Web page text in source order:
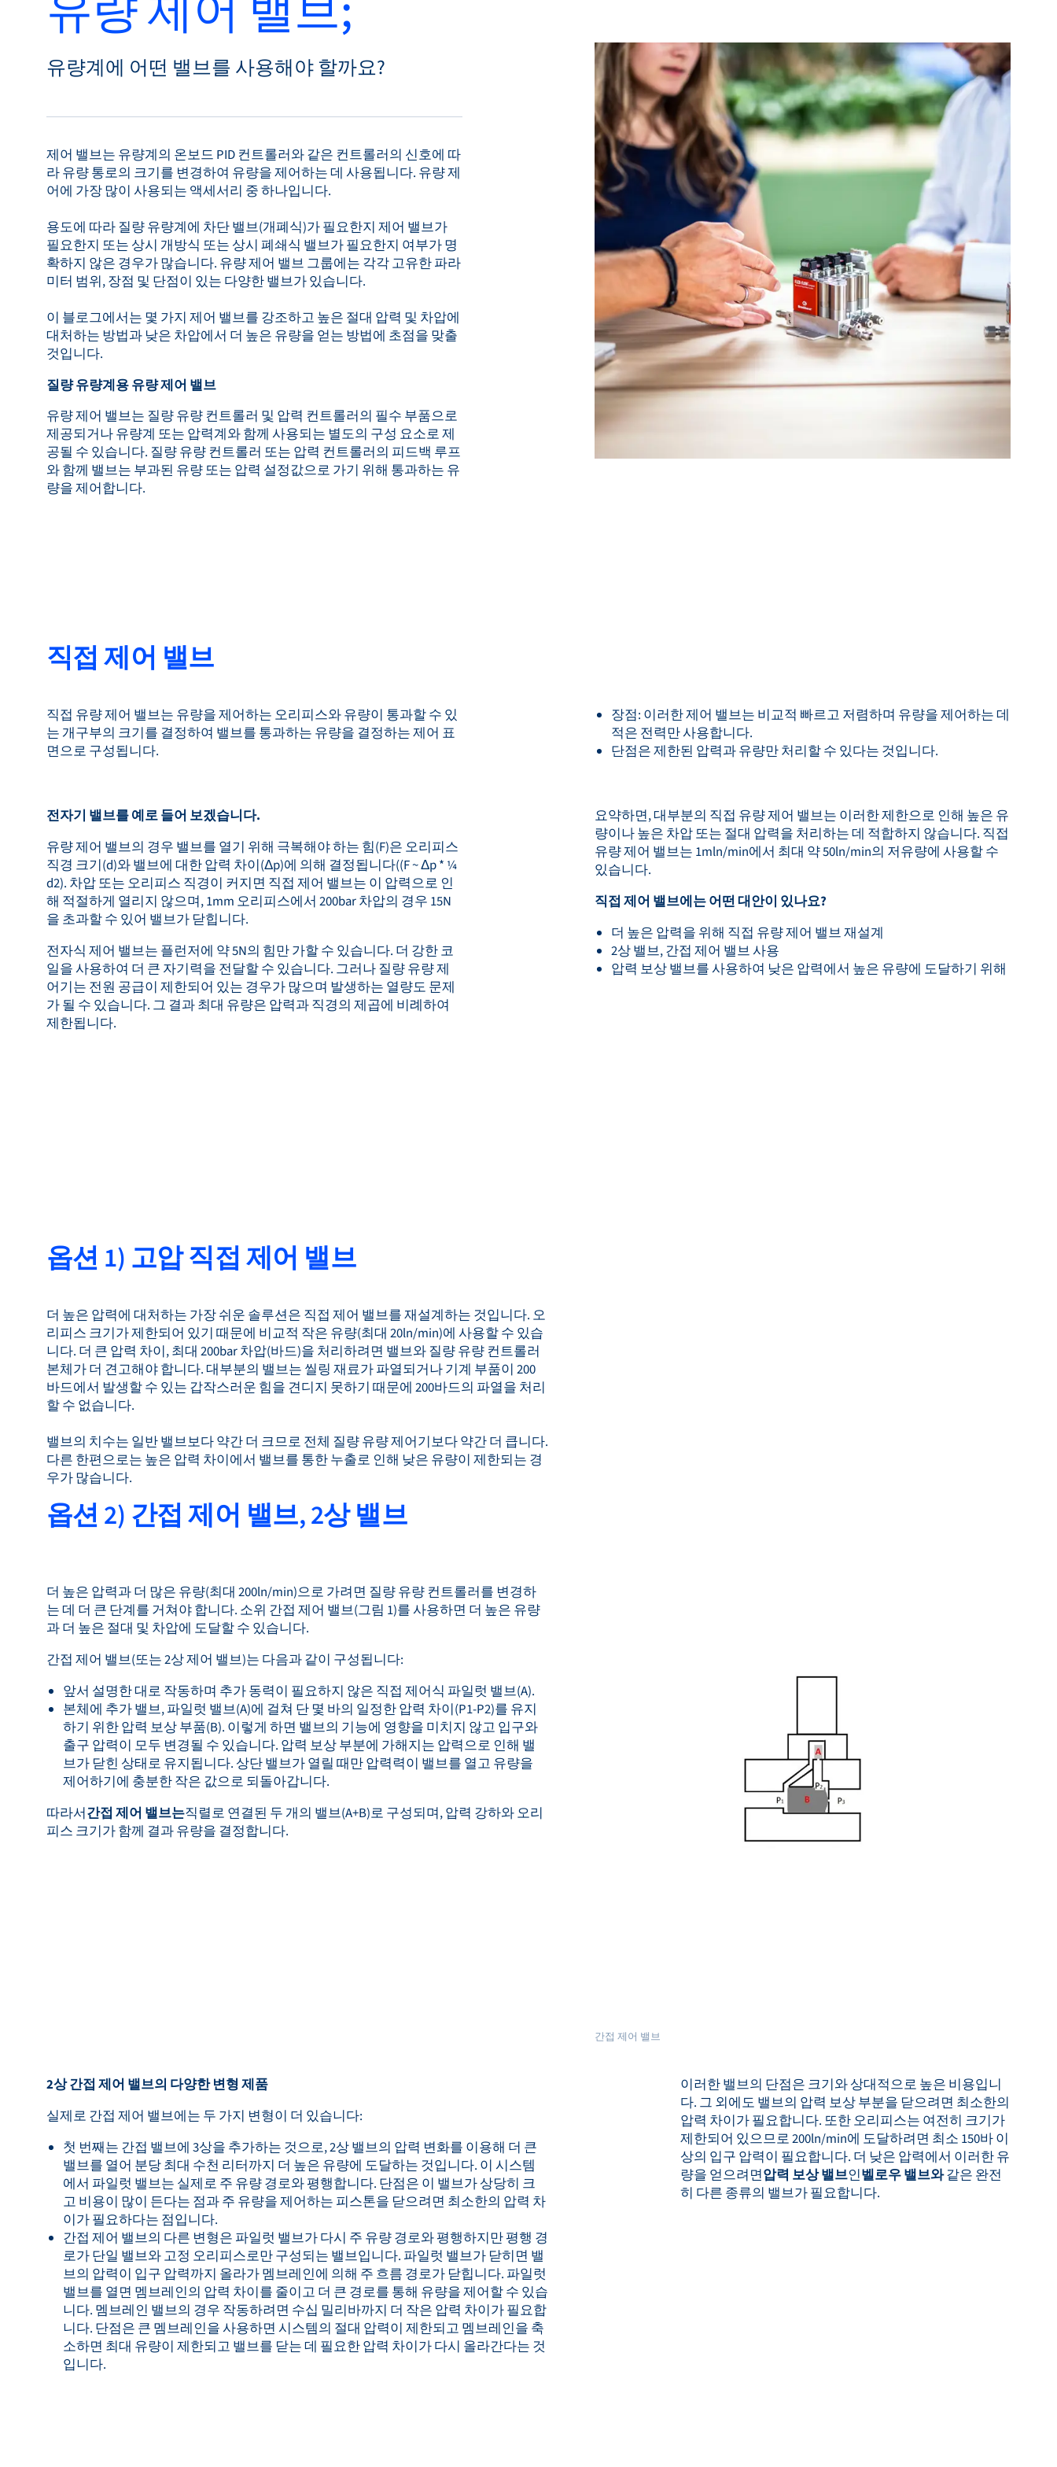
Bronkhorst
유량계에 어떤 밸브를 사용해야 할까요?
제어 밸브는 유량계의 온보드 PID 컨트롤러와 같은 컨트롤러의 신호에 따
라 유량 통로의 크기를 변경하여 유량을 제어하는 데 사용됩니다. 유량 제
어에 가장 많이 사용되는 액세서리 중 하나입니다.
용도에 따라 질량 유량계에 차단 밸브(개폐식)가 필요한지 제어 밸브가
필요한지 또는 상시 개방식 또는 상시 폐쇄식 밸브가 필요한지 여부가 명
확하지 않은 경우가 많습니다. 유량 제어 밸브 그룹에는 각각 고유한 파라
미터 범위, 장점 및 단점이 있는 다양한 밸브가 있습니다.
이 블로그에서는 몇 가지 제어 밸브를 강조하고 높은 절대 압력 및 차압에
대처하는 방법과 낮은 차압에서 더 높은 유량을 얻는 방법에 초점을 맞출
것입니다.
질량 유량계용 유량 제어 밸브
유량 제어 밸브는 질량 유량 컨트롤러 및 압력 컨트롤러의 필수 부품으로
제공되거나 유량계 또는 압력계와 함께 사용되는 별도의 구성 요소로 제
공될 수 있습니다. 질량 유량 컨트롤러 또는 압력 컨트롤러의 피드백 루프
와 함께 밸브는 부과된 유량 또는 압력 설정값으로 가기 위해 통과하는 유
량을 제어합니다.
직접 제어 밸브
직접 유량 제어 밸브는 유량을 제어하는 오리피스와 유량이 통과할 수 있
는 개구부의 크기를 결정하여 밸브를 통과하는 유량을 결정하는 제어 표
면으로 구성됩니다.
장점: 이러한 제어 밸브는 비교적 빠르고 저렴하며 유량을 제어하는 데
적은 전력만 사용합니다.
단점은 제한된 압력과 유량만 처리할 수 있다는 것입니다.
전자기 밸브를 예로 들어 보겠습니다.
유량 제어 밸브의 경우 밸브를 열기 위해 극복해야 하는 힘(F)은 오리피스
직경 크기(d)와 밸브에 대한 압력 차이(Δp)에 의해 결정됩니다((F ~ Δp * ¼
d2). 차압 또는 오리피스 직경이 커지면 직접 제어 밸브는 이 압력으로 인
해 적절하게 열리지 않으며, 1mm 오리피스에서 200bar 차압의 경우 15N
을 초과할 수 있어 밸브가 닫힙니다.
전자식 제어 밸브는 플런저에 약 5N의 힘만 가할 수 있습니다. 더 강한 코
일을 사용하여 더 큰 자기력을 전달할 수 있습니다. 그러나 질량 유량 제
어기는 전원 공급이 제한되어 있는 경우가 많으며 발생하는 열량도 문제
가 될 수 있습니다. 그 결과 최대 유량은 압력과 직경의 제곱에 비례하여
제한됩니다.
요약하면, 대부분의 직접 유량 제어 밸브는 이러한 제한으로 인해 높은 유
량이나 높은 차압 또는 절대 압력을 처리하는 데 적합하지 않습니다. 직접
유량 제어 밸브는 1mln/min에서 최대 약 50ln/min의 저유량에 사용할 수
있습니다.
직접 제어 밸브에는 어떤 대안이 있나요?
더 높은 압력을 위해 직접 유량 제어 밸브 재설계
2상 밸브, 간접 제어 밸브 사용
압력 보상 밸브를 사용하여 낮은 압력에서 높은 유량에 도달하기 위해
옵션 1) 고압 직접 제어 밸브
더 높은 압력에 대처하는 가장 쉬운 솔루션은 직접 제어 밸브를 재설계하는 것입니다. 오
리피스 크기가 제한되어 있기 때문에 비교적 작은 유량(최대 20ln/min)에 사용할 수 있습
니다. 더 큰 압력 차이, 최대 200bar 차압(바드)을 처리하려면 밸브와 질량 유량 컨트롤러
본체가 더 견고해야 합니다. 대부분의 밸브는 씰링 재료가 파열되거나 기계 부품이 200
바드에서 발생할 수 있는 갑작스러운 힘을 견디지 못하기 때문에 200바드의 파열을 처리
할 수 없습니다.
밸브의 치수는 일반 밸브보다 약간 더 크므로 전체 질량 유량 제어기보다 약간 더 큽니다.
다른 한편으로는 높은 압력 차이에서 밸브를 통한 누출로 인해 낮은 유량이 제한되는 경
우가 많습니다.
간접 제어 밸브
옵션 2) 간접 제어 밸브, 2상 밸브
더 높은 압력과 더 많은 유량(최대 200ln/min)으로 가려면 질량 유량 컨트롤러를 변경하
는 데 더 큰 단계를 거쳐야 합니다. 소위 간접 제어 밸브(그림 1)를 사용하면 더 높은 유량
과 더 높은 절대 및 차압에 도달할 수 있습니다.
간접 제어 밸브(또는 2상 제어 밸브)는 다음과 같이 구성됩니다:
앞서 설명한 대로 작동하며 추가 동력이 필요하지 않은 직접 제어식 파일럿 밸브(A).
본체에 추가 밸브, 파일럿 밸브(A)에 걸쳐 단 몇 바의 일정한 압력 차이(P1-P2)를 유지
하기 위한 압력 보상 부품(B). 이렇게 하면 밸브의 기능에 영향을 미치지 않고 입구와
출구 압력이 모두 변경될 수 있습니다. 압력 보상 부분에 가해지는 압력으로 인해 밸
브가 닫힌 상태로 유지됩니다. 상단 밸브가 열릴 때만 압력력이 밸브를 열고 유량을
제어하기에 충분한 작은 값으로 되돌아갑니다.
따라서간접 제어 밸브는직렬로 연결된 두 개의 밸브(A+B)로 구성되며, 압력 강하와 오리
피스 크기가 함께 결과 유량을 결정합니다.
2상 간접 제어 밸브의 다양한 변형 제품
실제로 간접 제어 밸브에는 두 가지 변형이 더 있습니다:
첫 번째는 간접 밸브에 3상을 추가하는 것으로, 2상 밸브의 압력 변화를 이용해 더 큰
밸브를 열어 분당 최대 수천 리터까지 더 높은 유량에 도달하는 것입니다. 이 시스템
에서 파일럿 밸브는 실제로 주 유량 경로와 평행합니다. 단점은 이 밸브가 상당히 크
고 비용이 많이 든다는 점과 주 유량을 제어하는 피스톤을 닫으려면 최소한의 압력 차
이가 필요하다는 점입니다.
간접 제어 밸브의 다른 변형은 파일럿 밸브가 다시 주 유량 경로와 평행하지만 평행 경
로가 단일 밸브와 고정 오리피스로만 구성되는 밸브입니다. 파일럿 밸브가 닫히면 밸
브의 압력이 입구 압력까지 올라가 멤브레인에 의해 주 흐름 경로가 닫힙니다. 파일럿
밸브를 열면 멤브레인의 압력 차이를 줄이고 더 큰 경로를 통해 유량을 제어할 수 있습
니다. 멤브레인 밸브의 경우 작동하려면 수십 밀리바까지 더 작은 압력 차이가 필요합
니다. 단점은 큰 멤브레인을 사용하면 시스템의 절대 압력이 제한되고 멤브레인을 축
소하면 최대 유량이 제한되고 밸브를 닫는 데 필요한 압력 차이가 다시 올라간다는 것
입니다.
이러한 밸브의 단점은 크기와 상대적으로 높은 비용입니
다. 그 외에도 밸브의 압력 보상 부분을 닫으려면 최소한의
압력 차이가 필요합니다. 또한 오리피스는 여전히 크기가
제한되어 있으므로 200ln/min에 도달하려면 최소 150바 이
상의 입구 압력이 필요합니다. 더 낮은 압력에서 이러한 유
량을 얻으려면압력 보상 밸브인벨로우 밸브와같은 완전
히 다른 종류의 밸브가 필요합니다.